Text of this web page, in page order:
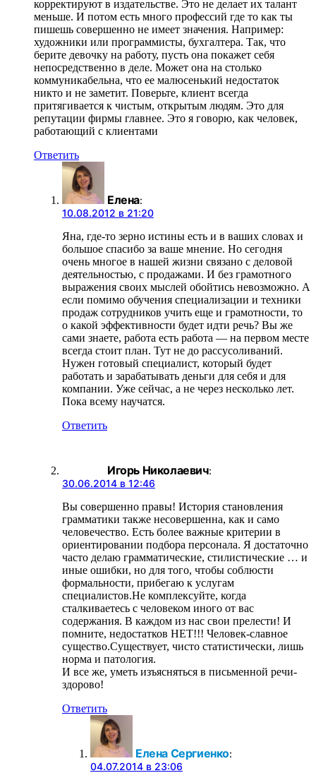
корректируют в издательстве. Это не делает их талант
меньше. И потом есть много профессий где то как ты
пишешь совершенно не имеет значения. Например:
художники или программисты, бухгалтера. Так, что
берите девочку на работу, пусть она покажет себя
непосредственно в деле. Может она на столько
коммуникабельна, что ее малюсенький недостаток
никто и не заметит. Поверьте, клиент всегда
притягивается к чистым, открытым людям. Это для
репутации фирмы главнее. Это я говорю, как человек,
работающий с клиентами
Ответить
Елена:
10.08.2012 в 21:20
Яна, где-то зерно истины есть и в ваших словах и
большое спасибо за ваше мнение. Но сегодня
очень многое в нашей жизни связано с деловой
деятельностью, с продажами. И без грамотного
выражения своих мыслей обойтись невозможно. А
если помимо обучения специализации и техники
продаж сотрудников учить еще и грамотности, то
о какой эффективности будет идти речь? Вы же
сами знаете, работа есть работа — на первом месте
всегда стоит план. Тут не до рассусоливаний.
Нужен готовый специалист, который будет
работать и зарабатывать деньги для себя и для
компании. Уже сейчас, а не через несколько лет.
Пока всему научатся.
Ответить
Игорь Николаевич:
30.06.2014 в 12:46
Вы совершенно правы! История становления
грамматики также несовершенна, как и само
человечество. Есть более важные критерии в
ориентировании подбора персонала. Я достаточно
часто делаю грамматические, стилистические … и
иные ошибки, но для того, чтобы соблюсти
формальности, прибегаю к услугам
специалистов.Не комплексуйте, когда
сталкиваетесь с человеком иного от вас
содержания. В каждом из нас свои прелести! И
помните, недостатков НЕТ!!! Человек-славное
существо.Существует, чисто статистически, лишь
норма и патология.
И все же, уметь изъясняться в письменной речи-
здорово!
Ответить
Елена Сергиенко:
04.07.2014 в 23:06